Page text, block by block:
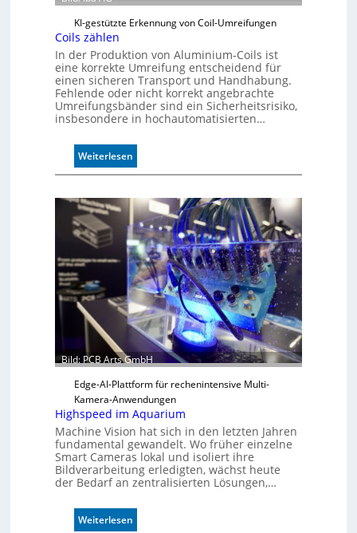
KI-gestützte Erkennung von Coil-Umreifungen
Coils zählen
In der Produktion von Aluminium-Coils ist
eine korrekte Umreifung entscheidend für
einen sicheren Transport und Handhabung.
Fehlende oder nicht korrekt angebrachte
Umreifungsbänder sind ein Sicherheitsrisiko,
insbesondere in hochautomatisierten…
Weiterlesen
C
i
l
s
z
ä
h
l
e
n
Bild: PCB Arts GmbH
Edge-AI-Plattform für rechenintensive Multi-
Kamera-Anwendungen
Highspeed im Aquarium
Machine Vision hat sich in den letzten Jahren
fundamental gewandelt. Wo früher einzelne
Smart Cameras lokal und isoliert ihre
Bildverarbeitung erledigten, wächst heute
der Bedarf an zentralisierten Lösungen,…
Weiterlesen